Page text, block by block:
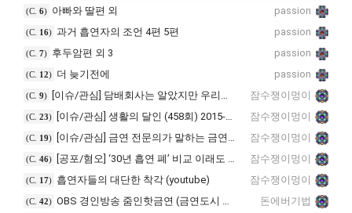
(C. 6) 아빠와 딸편 외 passion
(C. 16) 과거 흡연자의 조언 4편 5편 passion
(C. 7) 후두암편 외 3 passion
(C. 12) 더 늦기전에 passion
(C. 9) [이슈/관심] 담배회사는 알았지만 우리는 몰랐던 사실들... 잠수쟁이멍이
(C. 23) [이슈/관심] 생활의 달인 (458회) 2015-01-05 : 금연의 달인 - 야크님 출연 (vimeo.com) 잠수쟁이멍이
(C. 19) [이슈/관심] 금연 전문의가 말하는 금연의 법칙 (Youtube) 잠수쟁이멍이
(C. 46) [공포/혐오] ‘30년 흡연 폐’ 비교 이래도 피우시겠습니까? (Youtube) 잠수쟁이멍이
(C. 17) 흡연자들의 대단한 착각 (youtube) 잠수쟁이멍이
(C. 42) OBS 경인방송 줌인핫금연 (금연도시 출연) 돈에버기법